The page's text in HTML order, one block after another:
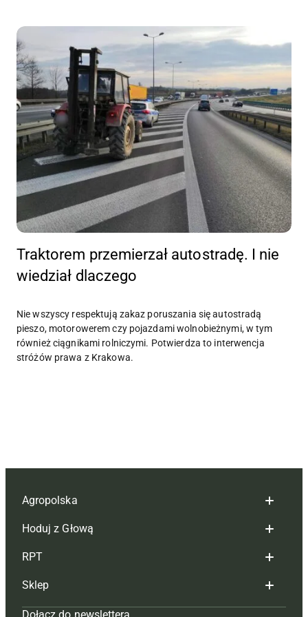
Traktorem przemierzał autostradę. I nie
wiedział dlaczego
Nie wszyscy respektują zakaz poruszania się autostradą
pieszo, motorowerem czy pojazdami wolnobieżnymi, w tym
również ciągnikami rolniczymi. Potwierdza to interwencja
stróżów prawa z Krakowa.
Agropolska
Redakcja
Reklama
Tagi
Hoduj z Głową
Hoduj z głową bydło
Hoduj z głową świnie
RPT
Redakcja
Sklep